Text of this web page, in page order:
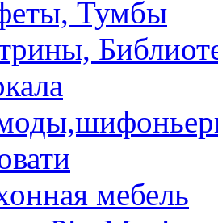
Тумбы
мебель